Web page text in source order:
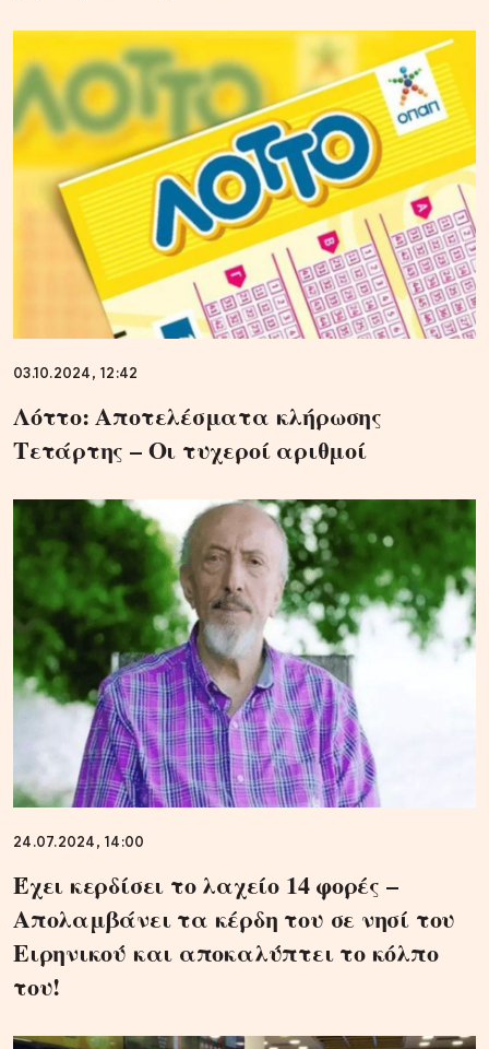
03.10.2024, 12:42
Λόττο: Αποτελέσματα κλήρωσης
Τετάρτης – Οι τυχεροί αριθμοί
24.07.2024, 14:00
Έχει κερδίσει το λαχείο 14 φορές –
Απολαμβάνει τα κέρδη του σε νησί του
Ειρηνικού και αποκαλύπτει το κόλπο
του!